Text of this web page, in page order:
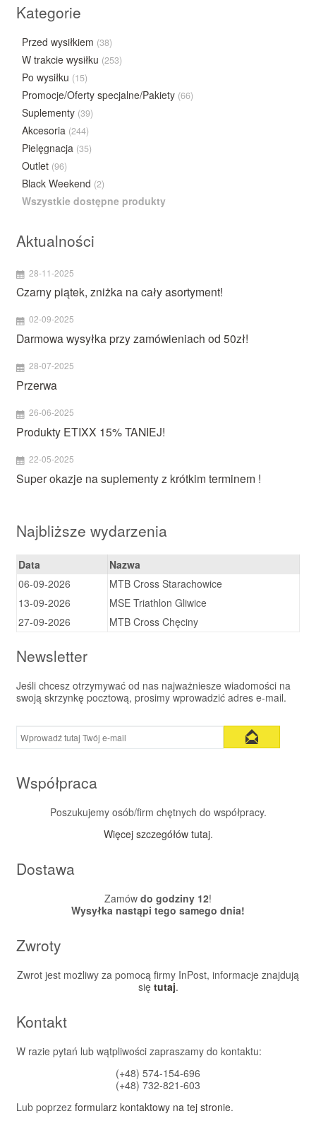
Kategorie
Przed wysiłkiem (38)
W trakcie wysiłku (253)
Po wysiłku (15)
Promocje/Oferty specjalne/Pakiety (66)
Suplementy (39)
Akcesoria (244)
Pielęgnacja (35)
Outlet (96)
Black Weekend (2)
Wszystkie dostępne produkty
Aktualności
28-11-2025
Czarny piątek, zniżka na cały asortyment!
02-09-2025
Darmowa wysyłka przy zamówieniach od 50zł!
28-07-2025
Przerwa
26-06-2025
Produkty ETIXX 15% TANIEJ!
22-05-2025
Super okazje na suplementy z krótkim terminem !
Najbliższe wydarzenia
Data
Nazwa
06-09-2026
MTB Cross Starachowice
13-09-2026
MSE Triathlon Gliwice
27-09-2026
MTB Cross Chęciny
Newsletter
Jeśli chcesz otrzymywać od nas najważniesze wiadomości na
swoją skrzynkę pocztową, prosimy wprowadzić adres e-mail.
Współpraca
Poszukujemy osób/firm chętnych do współpracy.
Więcej szczegółów tutaj.
Dostawa
Zamów do godziny 12!
Wysyłka nastąpi tego samego dnia!
Zwroty
Zwrot jest możliwy za pomocą firmy InPost, informacje znajdują
się tutaj.
Kontakt
W razie pytań lub wątpliwości zapraszamy do kontaktu:
(+48) 574-154-696
(+48) 732-821-603
Lub poprzez formularz kontaktowy na tej stronie.